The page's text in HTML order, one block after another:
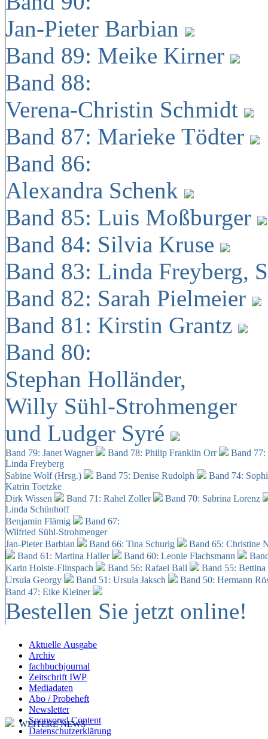
Jan-Pieter Barbian
Band 89: Meike Kirner
Band 88:
Verena-Christin Schmidt
Band 87: Marieke Tödter
Band 86:
Alexandra Schenk
Band 85: Luis Moßburger
Band 84: Silvia Kruse
Band 83: Linda Freyberg,
Band 82: Sarah Pielmeier
Band 81: Kirstin Grantz
Band 80:
Stephan Holländer,
Willy Sühl-Strohmenger
und Ludger Syré
Band 79: Janet Wagner Band 78: Philip Franklin Orr
Band
Linda Freyberg
Sabine Wolf (Hrsg.)
Band 75: Denise Rudolph
Band 74:
Katrin Toetzke
Dirk Wissen
Band 71: Rahel Zoller
Band 70: Sabrina Lorenz
Linda Schünhoff
Benjamin Flämig
Band 67:
Wilfried Sühl-Strohmenger
Jan-Pieter Barbian
Band 66: Tina Schurig
Band 65: Christine
Band 61: Martina Haller
Band 60: Leonie Flachsmann
Karin Holste-Flinspach
Band 56: Rafael Ball
Band 55:
Ursula Georgy
Band 51: Ursula Jaksch Band 50: Hermann
Band 47: Eike Kleiner
Bestellen Sie jetzt online!
Aktuelle Ausgabe
Archiv
fachbuchjournal
Zeitschrift IWP
Mediadaten
Abo / Probeheft
Newsletter
Sponsored Content
Datenschutzerklärung
WEITERE NEWS